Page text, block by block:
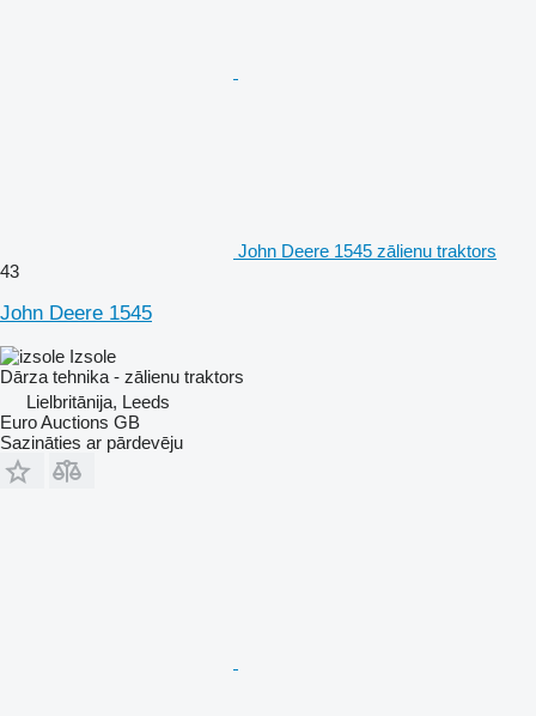
John Deere 1545 zālienu traktors
43
John Deere 1545
Izsole
Dārza tehnika - zālienu traktors
Lielbritānija, Leeds
Euro Auctions GB
Sazināties ar pārdevēju